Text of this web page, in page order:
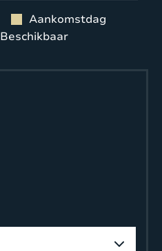
Aankomstdag
Beschikbaar